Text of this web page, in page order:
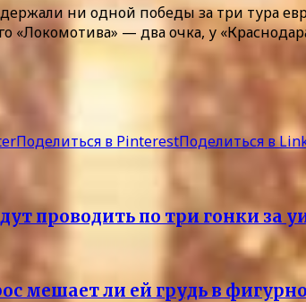
ни одной победы за три тура
«Локомотива» — два очка, у
Поделиться в PinterestПоделиться в
проводить по три гонки за
мешает ли ей грудь в